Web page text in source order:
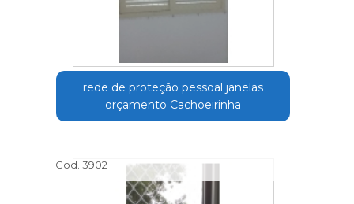
rede de proteção pessoal janelas
orçamento Cachoeirinha
Cod.:3902